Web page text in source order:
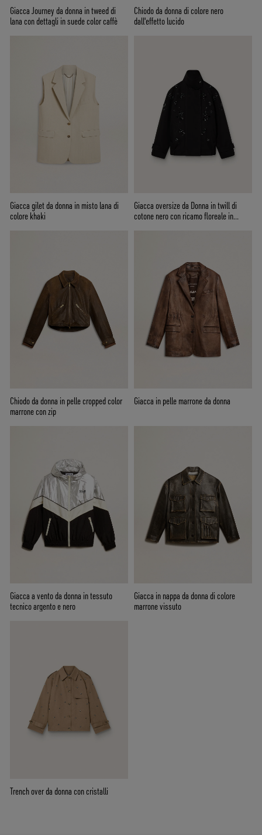
Giacca Journey da donna in tweed di
lana con dettagli in suede color caffè
Chiodo da donna di colore nero
dall'effetto lucido
Giacca gilet da donna in misto lana di
colore khaki
Giacca oversize da Donna in twill di
cotone nero con ricamo floreale in
Chiodo da donna in pelle cropped color
marrone con zip
Giacca in pelle marrone da donna
Giacca a vento da donna in tessuto
tecnico argento e nero
Giacca in nappa da donna di colore
marrone vissuto
Trench over da donna con cristalli